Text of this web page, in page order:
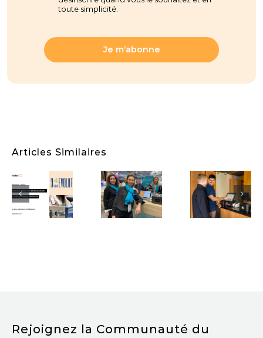
toute simplicité.
Je m’abonne
Articles Similaires
Tabhotel
et ses
partenaires
sur le
[Espagne]
Pestana
Rejoignez la Communauté du